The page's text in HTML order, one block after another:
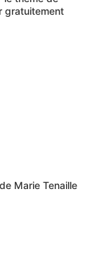
gratuitement
Marie Tenaille